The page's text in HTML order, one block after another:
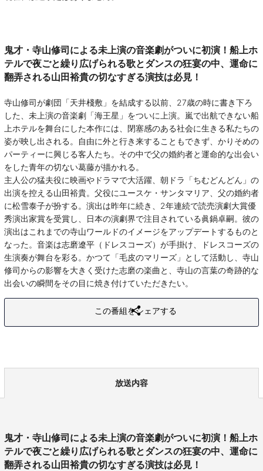
鬼才・寺山修司による未上演の音楽劇がついに初演！船上ホ
テルで夜ごと繰り広げられる歌とダンスの狂宴の中、運命に
翻弄される山田裕貴の切なすぎる演技は必見！
寺山修司が劇団「天井棧敷」を結成する以前、27歳の時に書き下ろ
した、未上演の音楽劇「海王星」をついに上演。嵐で出航できない船
上ホテルを舞台にした本作には、閉塞感のある社会に生きる私たちの
姿が映し出される。自由に外と行き来することもできず、かりそめの
パーティーに興じる客人たち。その中で父の婚約者と運命的な出会い
をした青年の切ない葛藤が描かれる。
主人公の猛夫役に映画やドラマで大活躍、朝ドラ「ちむどんどん」の
出演を控える山田裕貴。父役にユースケ・サンタマリア、父の婚約者
に松雪泰子が扮する。演出は昨年に続き、2年連続で読売演劇大賞優
秀演出家賞を受賞し、日本の演劇界で注目されている眞鍋卓嗣。彼の
演出はこれまでの寺山ワールドのイメージをアップデートするものと
なった。音楽は志磨遼平（ドレスコーズ）が手掛け、ドレスコーズの
生演奏が舞台を彩る。かつて「毛皮のマリーズ」として活動し、寺山
修司からの影響を大きく受けた志磨の楽曲と、寺山の言葉の奇跡的な
出会いの瞬間をその目に焼き付けていただきたい。
この番組をシェアする
放送内容
鬼才・寺山修司による未上演の音楽劇がついに初演！船上ホ
テルで夜ごと繰り広げられる歌とダンスの狂宴の中、運命に
翻弄される山田裕貴の切なすぎる演技は必見！